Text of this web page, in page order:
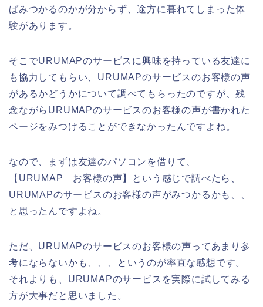
ばみつかるのかが分からず、途方に暮れてしまった体
験があります。
そこでURUMAPのサービスに興味を持っている友達に
も協力してもらい、URUMAPのサービスのお客様の声
があるかどうかについて調べてもらったのですが、残
念ながらURUMAPのサービスのお客様の声が書かれた
ページをみつけることができなかったんですよね。
なので、まずは友達のパソコンを借りて、
【URUMAP お客様の声】という感じで調べたら、
URUMAPのサービスのお客様の声がみつかるかも、、
と思ったんですよね。
ただ、URUMAPのサービスのお客様の声ってあまり参
考にならないかも、、、というのが率直な感想です。
それよりも、URUMAPのサービスを実際に試してみる
方が大事だと思いました。